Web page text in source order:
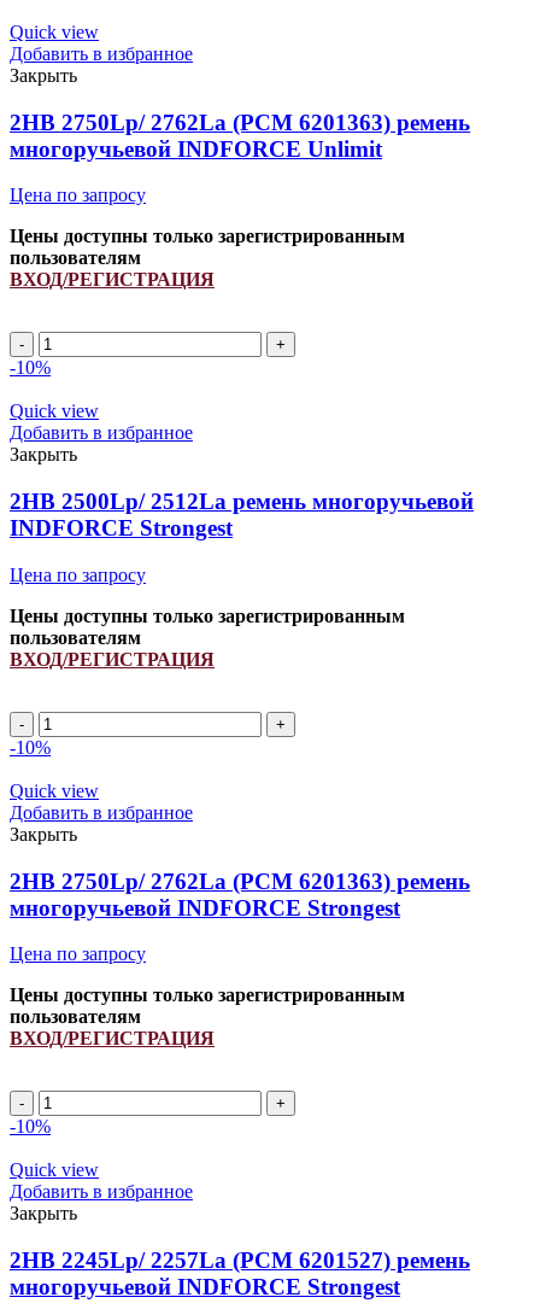
(PCM
6201393)
ремень
многоручьевой
INDFORCE
Strongest
quantity
Quick view
Добавить в избранное
Закрыть
2HB 2750Lp/ 2762La (PCM 6201363) ремень
многоручьевой INDFORCE Unlimit
Цена по запросу
Цены доступны только зарегистрированным
пользователям
ВХОД/РЕГИСТРАЦИЯ
2HB
2750Lp/
(PCM
6201363)
ремень
многоручьевой
INDFORCE
Unlimit
quantity
-10%
Quick view
Добавить в избранное
Закрыть
2HB 2500Lp/ 2512La ремень многоручьевой
INDFORCE Strongest
Цена по запросу
Цены доступны только зарегистрированным
пользователям
ВХОД/РЕГИСТРАЦИЯ
2HB
2500Lp/
ремень
многоручьевой
INDFORCE
Strongest
quantity
-10%
Quick view
Добавить в избранное
Закрыть
2HB 2750Lp/ 2762La (PCM 6201363) ремень
многоручьевой INDFORCE Strongest
Цена по запросу
Цены доступны только зарегистрированным
пользователям
ВХОД/РЕГИСТРАЦИЯ
2HB
2750Lp/
(PCM
6201363)
ремень
многоручьевой
INDFORCE
Strongest
quantity
-10%
Quick view
Добавить в избранное
Закрыть
2HB 2245Lp/ 2257La (PCM 6201527) ремень
многоручьевой INDFORCE Strongest